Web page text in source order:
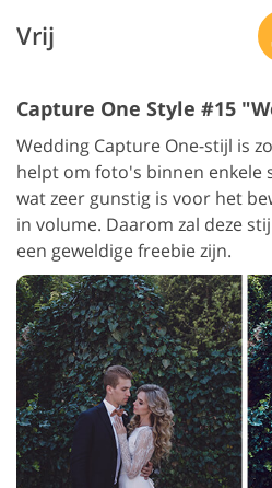
Vrij
Capture One Style #15
Wedding Capture One-stijl is
helpt om foto's binnen enkele
wat zeer gunstig is voor het
in volume. Daarom zal deze
een geweldige freebie zijn.